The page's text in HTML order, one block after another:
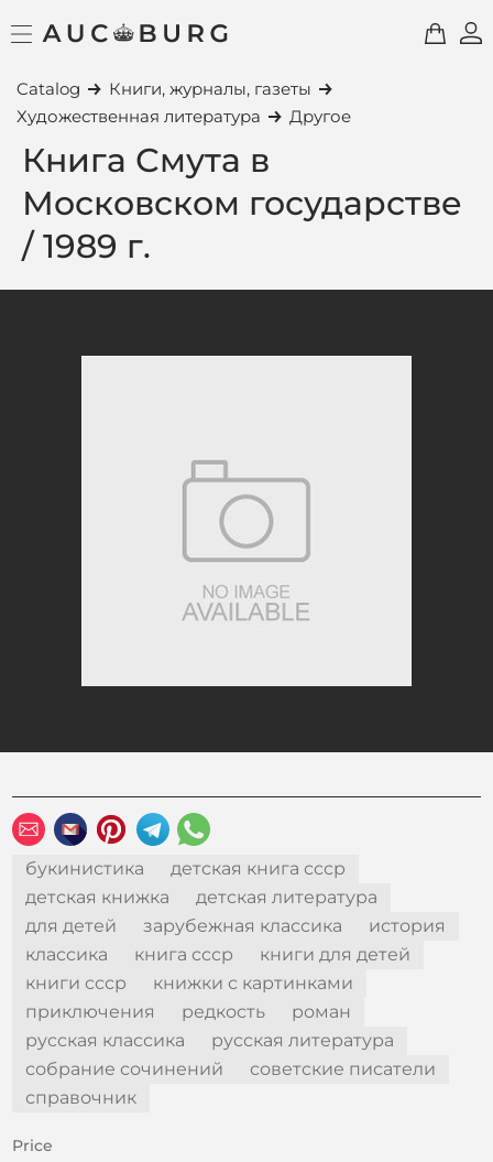
Catalog
Книги, журналы, газеты
Художественная литература
Другое
Книга Смута в
Московском государстве
/ 1989 г.
букинистика
детская книга ссср
детская книжка
детская литература
для детей
зарубежная классика
история
классика
книга ссср
книги для детей
книги ссср
книжки с картинками
приключения
редкость
роман
русская классика
русская литература
собрание сочинений
советские писатели
справочник
Price